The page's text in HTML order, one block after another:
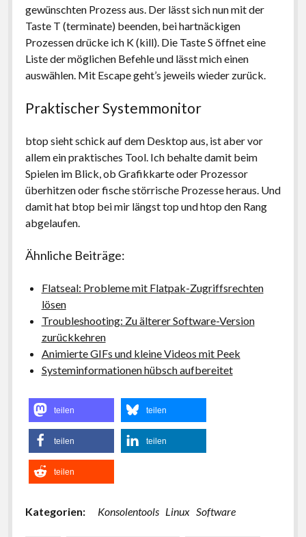
gewünschten Prozess aus. Der lässt sich nun mit der
Taste T (terminate) beenden, bei hartnäckigen
Prozessen drücke ich K (kill). Die Taste S öffnet eine
Liste der möglichen Befehle und lässt mich einen
auswählen. Mit Escape geht’s jeweils wieder zurück.
Praktischer Systemmonitor
btop sieht schick auf dem Desktop aus, ist aber vor
allem ein praktisches Tool. Ich behalte damit beim
Spielen im Blick, ob Grafikkarte oder Prozessor
überhitzen oder fische störrische Prozesse heraus. Und
damit hat btop bei mir längst top und htop den Rang
abgelaufen.
Ähnliche Beiträge:
Flatseal: Probleme mit Flatpak-Zugriffsrechten
lösen
Troubleshooting: Zu älterer Software-Version
zurückkehren
Animierte GIFs und kleine Videos mit Peek
Systeminformationen hübsch aufbereitet
teilen teilen
teilen teilen
teilen
Kategorien: Konsolentools Linux Software